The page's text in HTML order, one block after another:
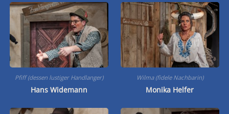
Pfiff (dessen lustiger Handlanger)
Hans Widemann
Wilma (fidele Nachbarin)
Monika Helfer